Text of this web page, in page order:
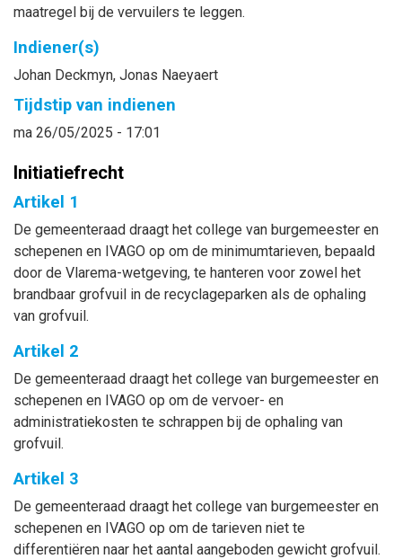
maatregel bij de vervuilers te leggen.
Indiener(s)
Johan Deckmyn, Jonas Naeyaert
Tijdstip van indienen
ma 26/05/2025 - 17:01
Initiatiefrecht
Artikel 1
De gemeenteraad draagt het college van burgemeester en
schepenen en IVAGO op om de minimumtarieven, bepaald
door de Vlarema-wetgeving, te hanteren voor zowel het
brandbaar grofvuil in de recyclageparken als de ophaling
van grofvuil.
Artikel 2
De gemeenteraad draagt het college van burgemeester en
schepenen en IVAGO op om de vervoer- en
administratiekosten te schrappen bij de ophaling van
grofvuil.
Artikel 3
De gemeenteraad draagt het college van burgemeester en
schepenen en IVAGO op om de tarieven niet te
differentiëren naar het aantal aangeboden gewicht grofvuil.